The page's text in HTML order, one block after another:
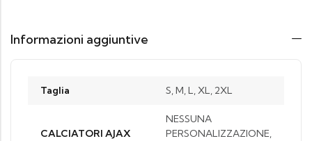
Informazioni aggiuntive
Taglia S, M, L, XL, 2XL
CALCIATORI AJAX
NESSUNA
PERSONALIZZAZIONE,